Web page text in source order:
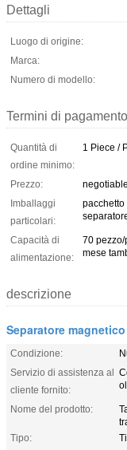
Dettagli
Luogo di origine:
Marca:
Numero di modello:
Termini di
Quantità di
ordine minimo:
1 Piece /
Prezzo:
negotiable
Imballaggi
particolari:
Capacità di
alimentazione:
70 pezzo/
mese
descrizione
Separatore
Condizione:
Servizio di assistenza al
cliente fornito:
Nome del prodotto:
Tipo: